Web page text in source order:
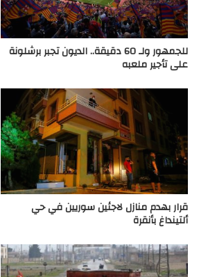
للجمهور ولـ 60 دقيقة.. الديون تجبر برشلونة
على تأجير ملعبه
قرار بهدم منازل لاجئين سوريين في حي
ألتينداغ بأنقرة